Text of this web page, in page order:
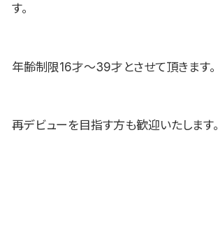
す。
年齢制限16才〜39才とさせて頂きます。
再デビューを目指す方も歓迎いたします。